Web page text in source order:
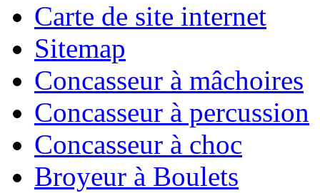
Carte de site internet
Sitemap
Concasseur à mâchoires
Concasseur à percussion
Concasseur à choc
Broyeur à Boulets